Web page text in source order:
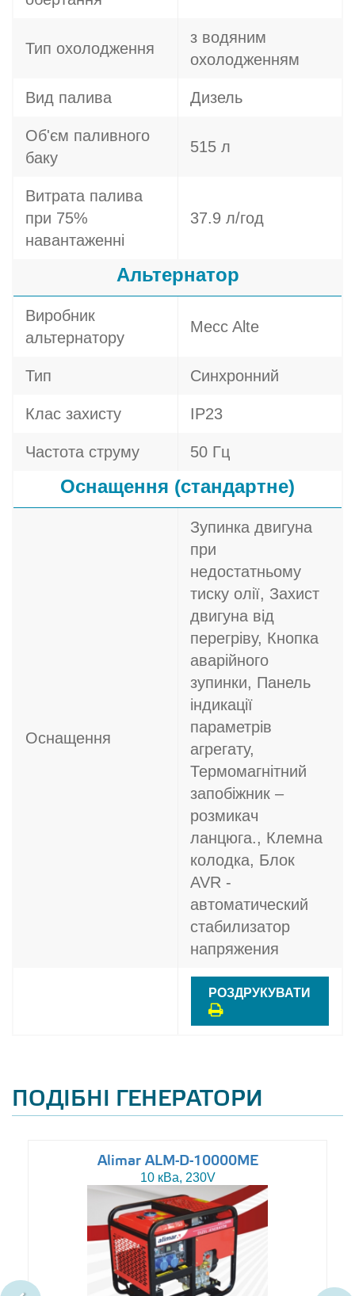
Тип охолодження
з водяним
охолодженням
Вид палива Дизель
Об'єм паливного
баку
515 л
Витрата палива
при 75%
навантаженні
37.9 л/год
Альтернатор
Виробник
альтернатору
Mecc Alte
Тип Синхронний
Клас захисту IP23
Частота струму 50 Гц
Оснащення (стандартне)
Оснащення
Зупинка двигуна
при
недостатньому
тиску олії, Захист
двигуна від
перегріву, Кнопка
аварійного
зупинки, Панель
індикації
параметрів
агрегату,
Термомагнітний
запобіжник –
розмикач
ланцюга., Клемна
колодка, Блок
AVR -
автоматический
стабилизатор
напряжения
РОЗДРУКУВАТИ
ПОДІБНІ ГЕНЕРАТОРИ
Alimar ALM-D-10000ME
10 кВа, 230V